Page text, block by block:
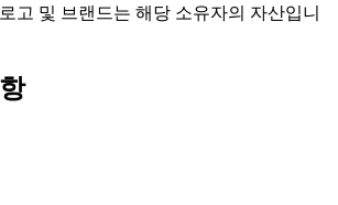
고 및 브랜드는 해당 소유자의 자산입니